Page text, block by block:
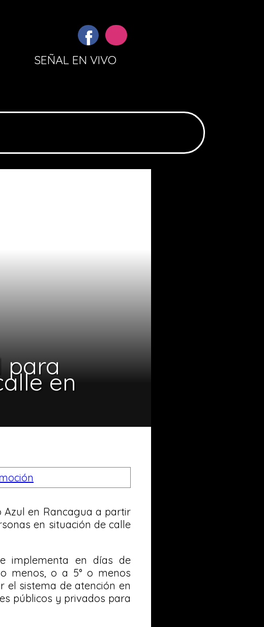
SEÑAL EN VIVO
para
en
Azul en Rancagua a partir
en situación de calle
implementa en días de
menos, o a 5° o menos
el sistema de atención en
públicos y privados para